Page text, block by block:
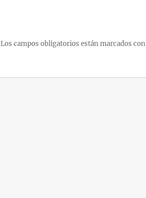
Los campos obligatorios están marcados con